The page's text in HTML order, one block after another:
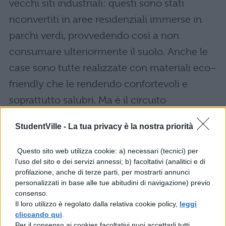
StudentVille - La tua privacy è la nostra priorità
Questo sito web utilizza cookie: a) necessari (tecnici) per
l'uso del sito e dei servizi annessi; b) facoltativi (analitici e di
profilazione, anche di terze parti, per mostrarti annunci
personalizzati in base alle tue abitudini di navigazione) previo
consenso.
Il loro utilizzo è regolato dalla relativa cookie policy, leggi
cliccando qui
vecchi siti industriali: questi sono stati
riconvertiti in aree residenziali immerse in
parchi verdi, provvedendo così a non
consumare ulteriormente il suolo. Anche le
case sono tutte realizzate con materiali eco–
friendly che le rendendo confortevoli e
soprattutto salubri. Ma è il circuito
energetico che rende unico questo distretto
urbano.
ACQUE
Il ciclo dell’acqua funziona in modo tale da
non sprecarla mai: raccolta dallago
Mälaren, l’acqua è trattata in appositi
impianti dove viene purificata e resa potabile